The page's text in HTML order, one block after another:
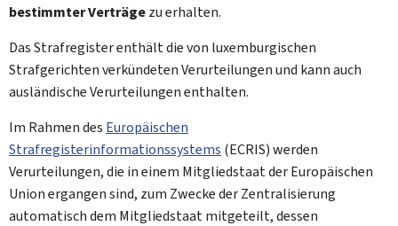
bestimmter Verträgezu erhalten.
Das Strafregister enthält die von luxemburgischen
Strafgerichten verkündeten Verurteilungen und kann auch
ausländische Verurteilungen enthalten.
Im Rahmen des Europäischen
Strafregisterinformationssystems (ECRIS) werden
Verurteilungen, die in einem Mitgliedstaat der Europäischen
Union ergangen sind, zum Zwecke der Zentralisierung
automatisch dem Mitgliedstaat mitgeteilt, dessen